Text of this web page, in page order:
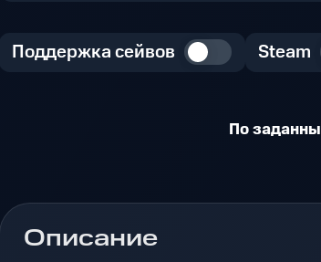
Поддержка сейвов Steam
По
Описание